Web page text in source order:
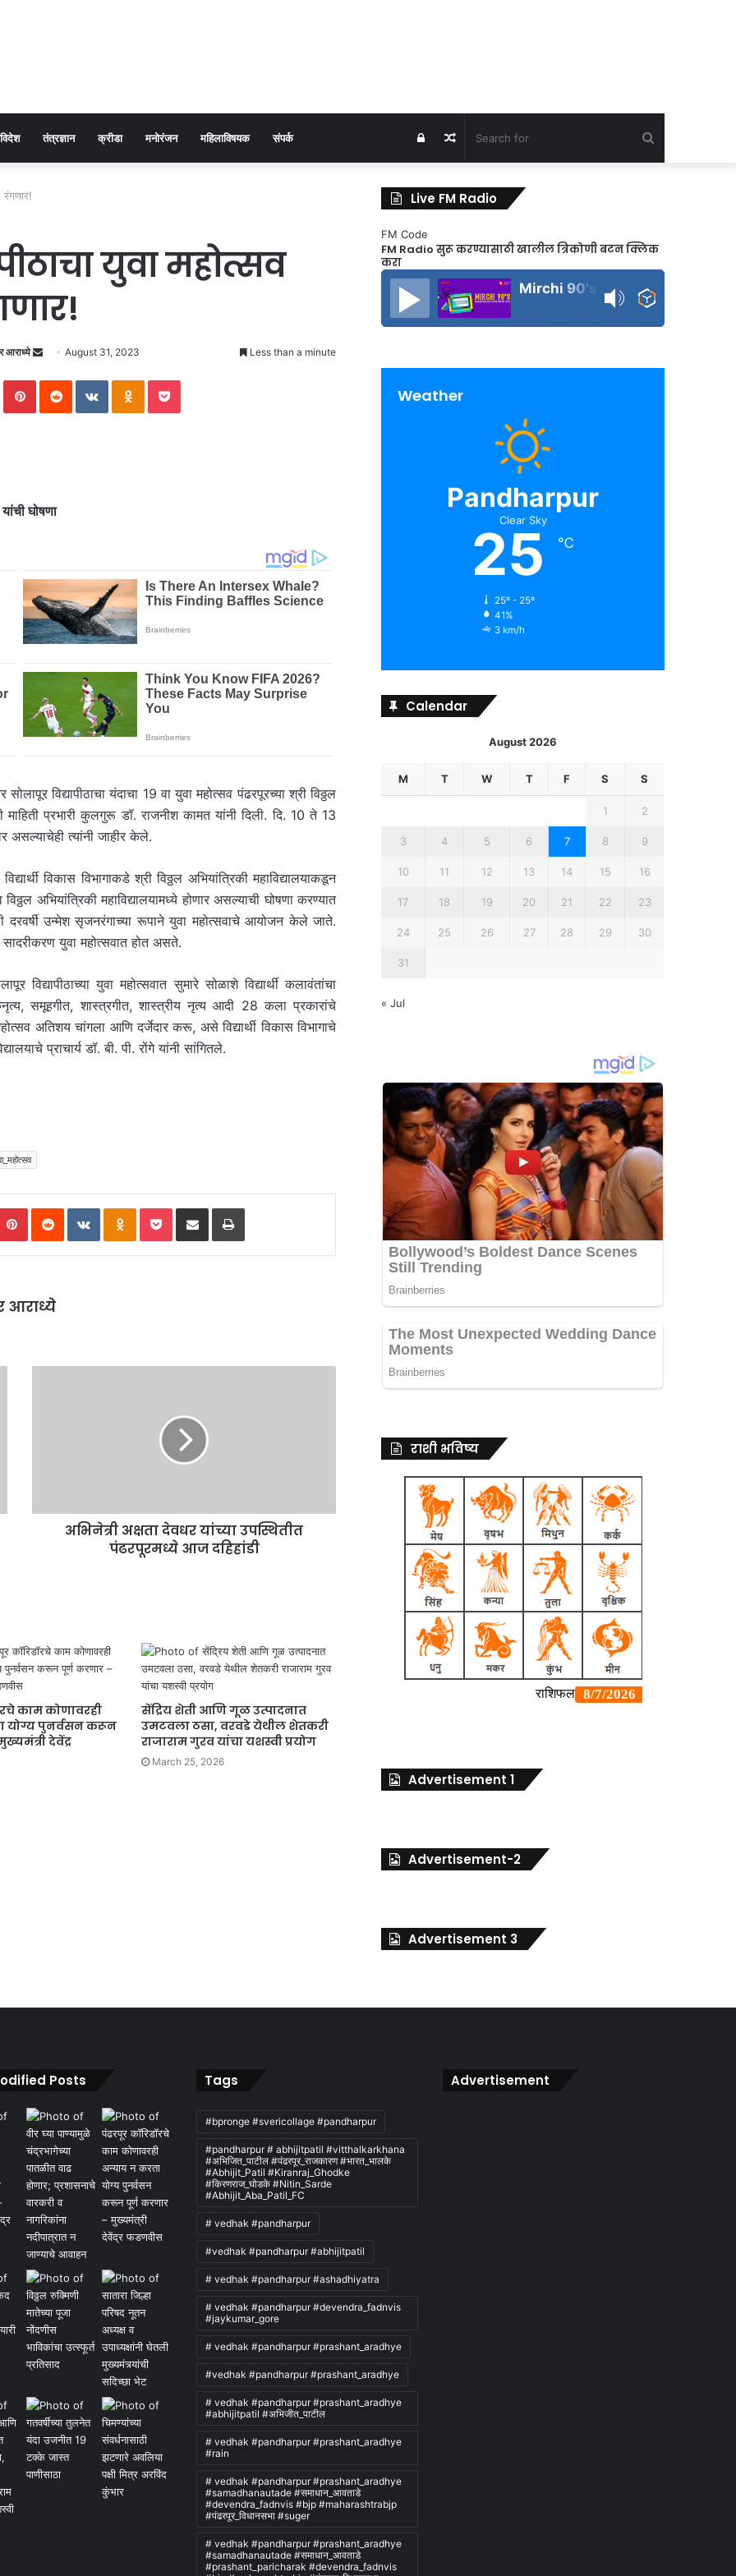
विदेश तंत्रज्ञान क्रीडा मनोरंजन महिलाविषयक संपर्क Random
Article
Log
In
रंगणार!
युवा महोत्सव
आराध्ये
Send
email
August 31, 2023 Less than a minute
TumblrPinterestReddit VKontakteOdnoklassniki
Pocket
घोषणा
विद्यापीठाचा यंदाचा 19 वा युवा महोत्सव पंढरपूरच्या श्री विठ्ठल
प्रभारी कुलगुरू डॉ. राजनीश कामत यांनी दिली. दि. 10 ते 13
असल्याचेही त्यांनी जाहीर केले.
विकास विभागाकडे श्री विठ्ठल अभियांत्रिकी महाविद्यालयाकडून
अभियांत्रिकी महाविद्यालयामध्ये होणार असल्याची घोषणा करण्यात
दरवर्षी उन्मेश सृजनरंगाच्या रूपाने युवा महोत्सवाचे आयोजन केले जाते.
युवा महोत्सवात होत असते.
विद्यापीठाच्या युवा महोत्सवात सुमारे सोळाशे विद्यार्थी कलावंतांचा
समूहगीत, शास्त्रगीत, शास्त्रीय नृत्य आदी 28 कला प्रकारांचे
अतिशय चांगला आणि दर्जेदार करू, असे विद्यार्थी विकास विभागाचे
प्राचार्य डॉ. बी. पी. रोंगे यांनी सांगितले.
PinterestReddit VKontakteOdnoklassniki
PocketShare via Email Print
आराध्ये
अभिनेत्री अक्षता देवधर यांच्या उपस्थितीत
पंढरपूरमध्ये आज दहिहांडी
काम कोणावरही
योग्य पुनर्वसन करून
देवेंद्र
सेंद्रिय शेती आणि गूळ उत्पादनात
उमटवला ठसा, वरवडे येथील शेतकरी
राजाराम गुरव यांचा यशस्वी प्रयोग
March 25, 2026
Live FM Radio
FM Code
FM Radio सुरू करण्यासाठी खालील त्रिकोणी बटन क्लिक
करा
Mirchi 90's Radio
Weather
Pandharpur
Clear Sky
25 ℃
25º - 25º
41%
3 km/h
Calendar
August 2026
M T W T F S S
1 2
3 4 5 6 7 8 9
10 11 12 13 14 15 16
17 18 19 20 21 22 23
24 25 26 27 28 29 30
31
« Jul
राशी भविष्य
Advertisement 1
Advertisement-2
Advertisement 3
Posts Tags
#bpronge #svericollage #pandharpur
#pandharpur # abhijitpatil #vitthalkarkhana
#अभिजित_पाटील #पंढरपूर_राजकारण #भारत_भालके
#Abhijit_Patil #Kiranraj_Ghodke
#किरणराज_घोडके #Nitin_Sarde
#Abhijit_Aba_Patil_FC
# vedhak #pandharpur
#vedhak #pandharpur #abhijitpatil
# vedhak #pandharpur #ashadhiyatra
# vedhak #pandharpur #devendra_fadnvis
#jaykumar_gore
# vedhak #pandharpur #prashant_aradhye
#vedhak #pandharpur #prashant_aradhye
# vedhak #pandharpur #prashant_aradhye
#abhijitpatil #अभिजीत_पाटील
# vedhak #pandharpur #prashant_aradhye
#rain
# vedhak #pandharpur #prashant_aradhye
#samadhanautade #समाधान_आवताडे
#devendra_fadnvis #bjp #maharashtrabjp
#पंढरपूर_विधानसभा #suger
# vedhak #pandharpur #prashant_aradhye
#samadhanautade #समाधान_आवताडे
#prashant_paricharak #devendra_fadnvis
Advertisement